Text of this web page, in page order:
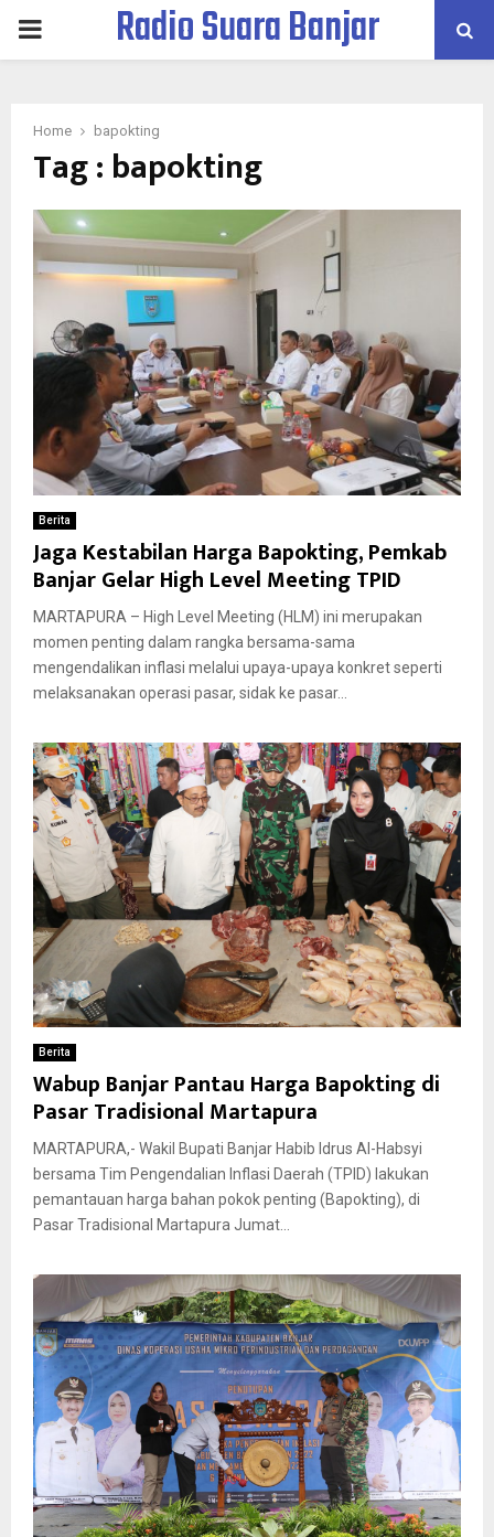
PRIMARYRadio Suara Banjar
Home bapokting
Tag : bapokting
Berita
Jaga Kestabilan Harga Bapokting, Pemkab
Banjar Gelar High Level Meeting TPID
MARTAPURA – High Level Meeting (HLM) ini merupakan
momen penting dalam rangka bersama-sama
mengendalikan inflasi melalui upaya-upaya konkret seperti
melaksanakan operasi pasar, sidak ke pasar...
Berita
Wabup Banjar Pantau Harga Bapokting di
Pasar Tradisional Martapura
MARTAPURA,- Wakil Bupati Banjar Habib Idrus Al-Habsyi
bersama Tim Pengendalian Inflasi Daerah (TPID) lakukan
pemantauan harga bahan pokok penting (Bapokting), di
Pasar Tradisional Martapura Jumat...